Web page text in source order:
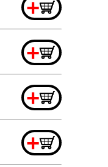
+
+
+
+